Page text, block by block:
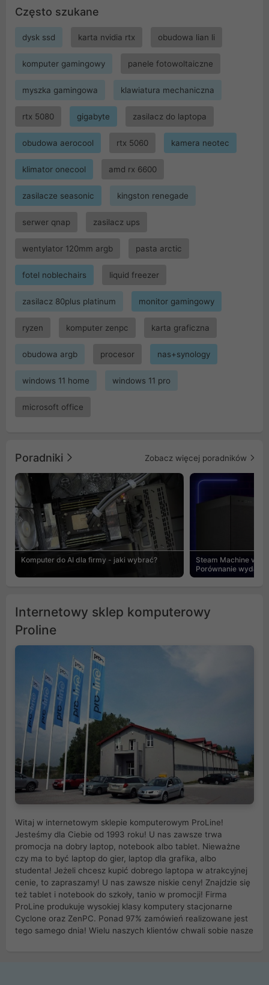
Często szukane
dysk ssd karta nvidia rtx obudowa lian li
komputer gamingowy panele fotowoltaiczne
myszka gamingowa klawiatura mechaniczna
rtx 5080 gigabyte zasilacz do laptopa
obudowa aerocool rtx 5060 kamera neotec
klimator onecool amd rx 6600
zasilacze seasonic kingston renegade
serwer qnap zasilacz ups
wentylator 120mm argb pasta arctic
fotel noblechairs liquid freezer
zasilacz 80plus platinum monitor gamingowy
ryzen komputer zenpc karta graficzna
obudowa argb procesor nas+synology
windows 11 home windows 11 pro
microsoft office
Poradniki Zobacz więcej poradników
Komputer do AI dla firmy - jaki wybrać?
Steam Machine vs
Porównanie
Internetowy sklep komputerowy
Proline
Witaj w internetowym sklepie komputerowym ProLine!
Jesteśmy dla Ciebie od 1993 roku! U nas zawsze trwa
promocja na dobry laptop, notebook albo tablet. Nieważne
czy ma to być laptop do gier, laptop dla grafika, albo
studenta! Jeżeli chcesz kupić dobrego laptopa w atrakcyjnej
cenie, to zapraszamy! U nas zawsze niskie ceny! Znajdzie się
też tablet i notebook do szkoły, tanio w promocji! Firma
ProLine produkuje wysokiej klasy komputery stacjonarne
Cyclone oraz ZenPC. Ponad 97% zamówień realizowane jest
tego samego dnia! Wielu naszych klientów chwali sobie nasze